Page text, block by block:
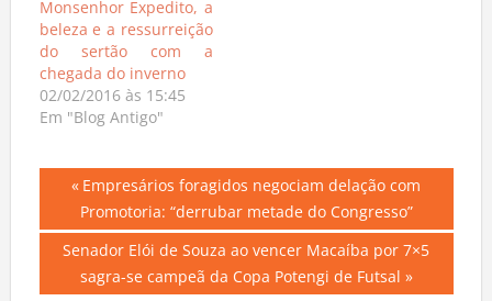
Monsenhor Expedito, a
beleza e a ressurreição
do sertão com a
chegada do inverno
02/02/2016 às 15:45
Em "Blog Antigo"
Navegação
de
Post
Previous
Post:
Empresários foragidos negociam delação com
Promotoria: “derrubar metade do Congresso”
Next
Post:
Senador Elói de Souza ao vencer Macaíba por 7×5
sagra-se campeã da Copa Potengi de Futsal